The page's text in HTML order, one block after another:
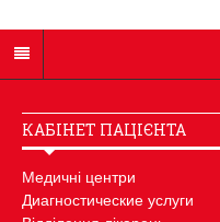
КАБІНЕТ ПАЦІЄНТА
Медичні центри
Диагностические услуги